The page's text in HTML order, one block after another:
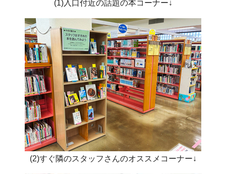
(1)入口付近の話題の本コーナー↓
(2)すぐ隣のスタッフさんのオススメコーナー↓